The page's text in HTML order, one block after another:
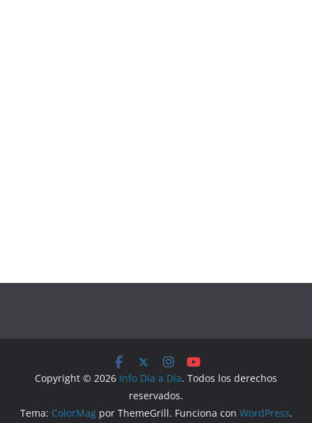
Copyright © 2026 Info Día a Día. Todos los derechos
reservados.
Tema: ColorMagpor ThemeGrill. Funciona con WordPress.